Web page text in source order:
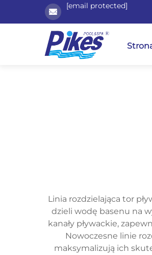
[email protected]
Linia rozdzielająca tor
dzieli wodę basenu na
kanały pływackie,
Nowoczesne linie
maksymalizują ich